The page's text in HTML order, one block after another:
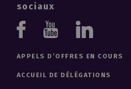
sociaux
YoutubeLinkedin
APPELS D’OFFRES EN COURS
ACCUEIL DE DÉLÉGATIONS